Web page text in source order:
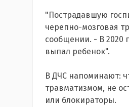
"Пострадавшую
черепно-мозговая
сообщении. - В 2020
выпал ребенок".
В ДЧС напоминают:
травматизмом, не
или блокираторы.